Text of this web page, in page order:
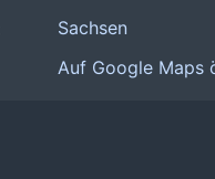
Sachsen
Auf Google Maps